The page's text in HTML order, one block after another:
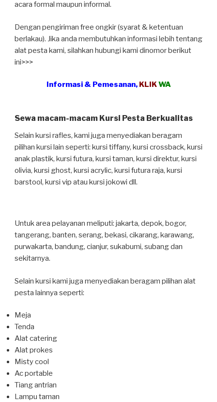
acara formal maupun informal.
Dengan pengiriman free ongkir (syarat & ketentuan
berlakau). Jika anda membutuhkan informasi lebih tentang
alat pesta kami, silahkan hubungi kami dinomor berikut
ini>>>
Informasi & Pemesanan, KLIKWA
Sewa macam-macam Kursi Pesta Berkualitas
Selain kursi rafles, kami juga menyediakan beragam
pilihan kursi lain seperti: kursi tiffany, kursi crossback, kursi
anak plastik, kursi futura, kursi taman, kursi direktur, kursi
olivia, kursi ghost, kursi acrylic, kursi futura raja, kursi
barstool, kursi vip atau kursi jokowi dll.
Untuk area pelayanan meliputi: jakarta, depok, bogor,
tangerang, banten, serang, bekasi, cikarang, karawang,
purwakarta, bandung, cianjur, sukabumi, subang dan
sekitarnya.
Selain kursi kami juga menyediakan beragam pilihan alat
pesta lainnya seperti:
Meja
Tenda
Alat catering
Alat prokes
Misty cool
Ac portable
Tiang antrian
Lampu taman